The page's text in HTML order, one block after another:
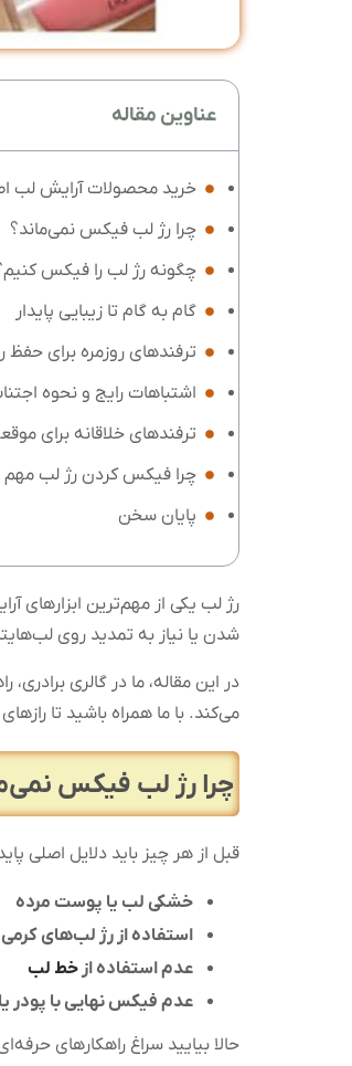
عناوین مقاله
خرید محصولات آرایش لب
چرا رژ لب فیکس نمی‌ماند؟
چگونه رژ لب را فیکس
گام به گام تا زیبایی پایدار
ترفندهای روزمره برای حفظ
اشتباهات رایج و نحوه
ترفندهای خلاقانه برای
چرا فیکس کردن رژ لب
پایان سخن
رژ لب یکی از مهم‌ترین ابزارهای
شدن یا نیاز به تمدید روی
در این مقاله، ما در گالری
می‌کند. با ما همراه باشید تا
چرا رژ لب فیکس
قبل از هر چیز باید دلایل اصلی
خشکی لب یا پوست مرده
استفاده از رژ لب‌های
عدم استفاده از خط لب
عدم فیکس نهایی با پودر
حالا بیایید سراغ راهکارهای